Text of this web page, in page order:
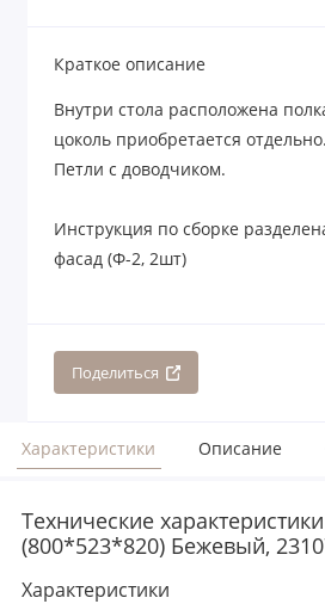
Краткое описание
Внутри стола расположена
цоколь приобретается отдельно.
Петли с доводчиком.
Инструкция по сборке
фасад (Ф-2, 2шт)
Поделиться
Характеристики Описание
Технические
(800*523*820) Бежевый,
Характеристики